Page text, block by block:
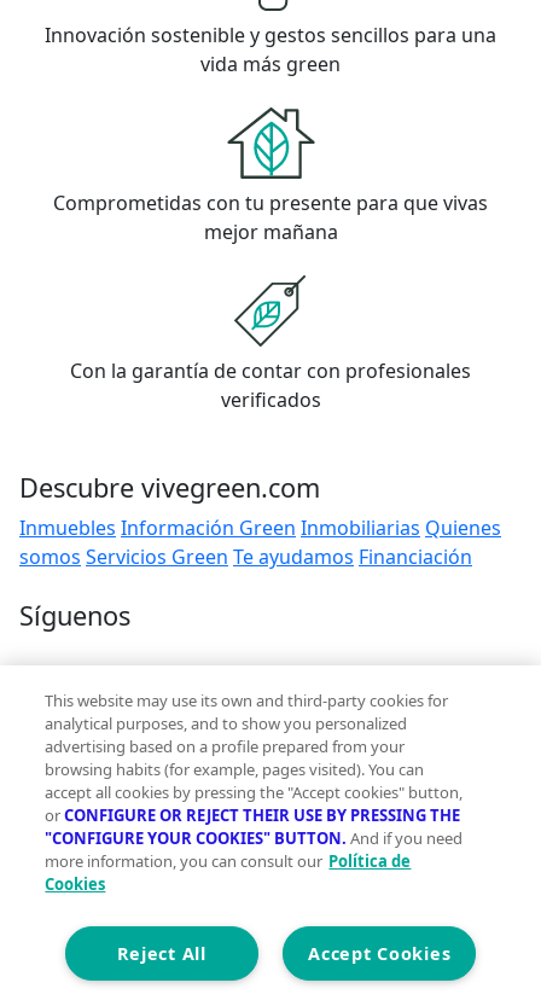
Innovación sostenible y gestos sencillos para una
vida más green
Comprometidas con tu presente para que vivas
mejor mañana
Con la garantía de contar con profesionales
verificados
Descubre vivegreen.com
Inmuebles Información Green Inmobiliarias Quienes
somos Servicios Green Te ayudamos Financiación
Síguenos
Contacto
hola@vivegreen.com
Aviso Legal
Condiciones de uso
Politica de privacidad
Política de cookies
Accesibilidad
This website may use its own and third-party cookies for
analytical purposes, and to show you personalized
advertising based on a profile prepared from your
browsing habits (for example, pages visited). You can
accept all cookies by pressing the "Accept cookies" button,
orCONFIGURE OR REJECT THEIR USE BY PRESSING THE
"CONFIGURE YOUR COOKIES" BUTTON. And if you need
more information, you can consult our Política de
Cookies
Accept Cookies
Reject All